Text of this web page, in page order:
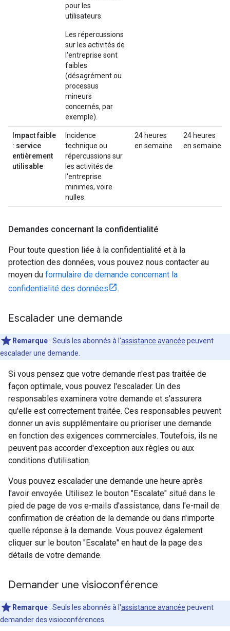
pour les
utilisateurs.
Les répercussions
sur les activités de
l'entreprise sont
faibles
(désagrément ou
processus
mineurs
concernés, par
exemple).
Impact faible
: service
entièrement
utilisable
Incidence
technique ou
répercussions sur
les activités de
l'entreprise
minimes, voire
nulles.
24 heures
en semaine
24 heures
en semaine
Demandes concernant la confidentialité
Pour toute question liée à la confidentialité et à la
protection des données, vous pouvez nous contacter au
moyen du formulaire de demande concernant la
confidentialité des données
.
Escalader une demande
Remarque : Seuls les abonnés à l'assistance avancée peuvent
escalader une demande.
Si vous pensez que votre demande n'est pas traitée de
façon optimale, vous pouvez l'escalader. Un des
responsables examinera votre demande et s'assurera
qu'elle est correctement traitée. Ces responsables peuvent
donner un avis supplémentaire ou prioriser une demande
en fonction des exigences commerciales. Toutefois, ils ne
peuvent pas accorder d'exception aux règles ou aux
conditions d'utilisation.
Vous pouvez escalader une demande une heure après
l'avoir envoyée. Utilisez le bouton "Escalate" situé dans le
pied de page de vos e-mails d'assistance, dans l'e-mail de
confirmation de création de la demande ou dans n'importe
quelle réponse à la demande. Vous pouvez également
cliquer sur le bouton "Escalate" en haut de la page des
détails de votre demande.
Demander une visioconférence
Remarque : Seuls les abonnés à l'assistance avancée peuvent
demander des visioconférences.